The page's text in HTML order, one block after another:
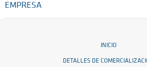
EMPRESA
INICIO
DETALLES DE